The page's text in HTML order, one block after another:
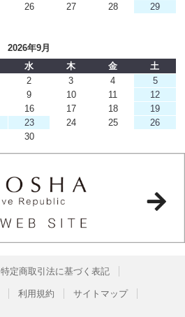
26 27 28
29
2026年9月
水 木 金
土
2 3 4
5
9 10 11
12
16 17 18
19
23 24 25
26
30
特定商取引法に基づく表記
利用規約 サイトマップ